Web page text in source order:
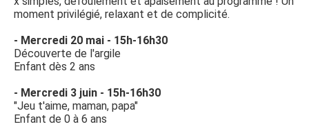
moment privilégié, relaxant et de complicité.
- Mercredi 20 mai - 15h-16h30
Découverte de l'argile
Enfant dès 2 ans
- Mercredi 3 juin - 15h-16h30
"Jeu t'aime, maman, papa"
Enfant de 0 à 6 ans